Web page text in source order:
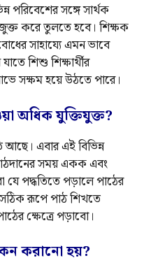
পরিবেশের সঙ্গে সার্থক
করে তুলতে হবে। শিক্ষক
সাহায্যে এমন ভাবে
শিশু শিক্ষার্থীর
সক্ষম হয়ে উঠতে পারে।
অধিক যুক্তিযুক্ত?
আছে। এবার এই বিভিন্ন
সময় একক এবং
যে পদ্ধতিতে পড়ালে পাঠের
রূপে পাঠ শিখতে
ক্ষেত্রে পড়াবো।
কেন করানো হয়?